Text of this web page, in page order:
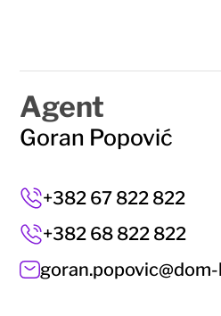
Agent
Goran Popović
+382 67 822 822
+382 68 822 822